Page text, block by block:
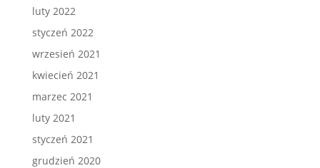
luty 2022
styczeń 2022
wrzesień 2021
kwiecień 2021
marzec 2021
luty 2021
styczeń 2021
grudzień 2020